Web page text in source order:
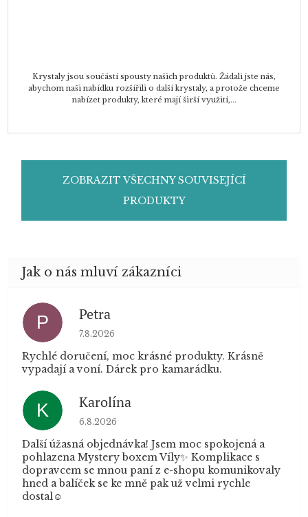
Krystaly jsou součástí spousty našich produktů. Žádali jste nás,
abychom naši nabídku rozšířili o další krystaly, a protože chceme
nabízet produkty, které mají širší využití,...
ZOBRAZIT VŠECHNY SOUVISEJÍCÍ
PRODUKTY
P Petra
Hodnocení obchodu je 5 z 5 hvězdiček.
7.8.2026
Rychlé doručení, moc krásné produkty. Krásně
vypadají a voní. Dárek pro kamarádku.
K Karolína
Hodnocení obchodu je 5 z 5 hvězdiček.
6.8.2026
Další úžasná objednávka! Jsem moc spokojená a
pohlazena Mystery boxem Víly✨ Komplikace s
dopravcem se mnou paní z e-shopu komunikovaly
hned a balíček se ke mně pak už velmi rychle
dostal☺️